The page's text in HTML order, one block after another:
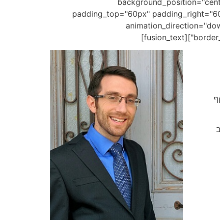
padding_top="60px"